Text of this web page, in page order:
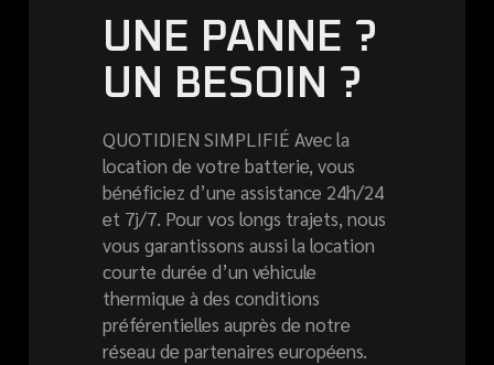
UNE PANNE ?
UN BESOIN ?
QUOTIDIEN SIMPLIFIÉ Avec la
location de votre batterie, vous
bénéficiez d’une assistance 24h/24
et 7j/7. Pour vos longs trajets, nous
vous garantissons aussi la location
courte durée d’un véhicule
thermique à des conditions
préférentielles auprès de notre
réseau de partenaires européens.